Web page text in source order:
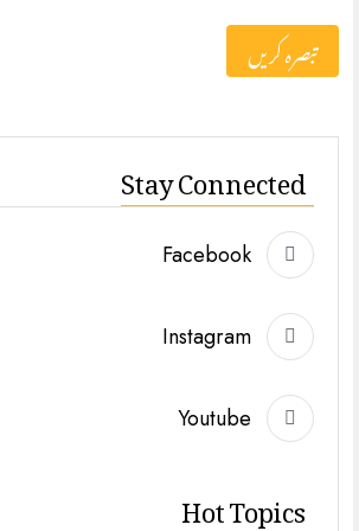
Stay Connected
Facebook
Instagram
Youtube
Hot Topics